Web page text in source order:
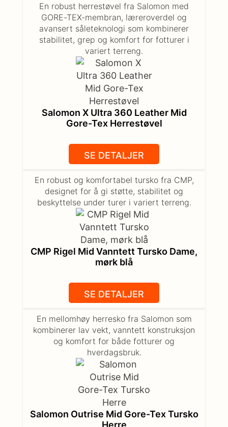
Salomon X Ultra 360 Leather Mid
Gore-Tex Herrestøvel
En robust herrestøvel fra Salomon med
GORE-TEX-membran, læreroverdel og
avansert såleteknologi som kombinerer
stabilitet, grep og komfort for fotturer i
variert terreng.
SE DETALJER
CMP Rigel Mid Vanntett Tursko Dame,
mørk blå
En robust og komfortabel tursko fra CMP,
designet for å gi støtte, stabilitet og
beskyttelse under turer i variert terreng.
SE DETALJER
Salomon Outrise Mid Gore-Tex Tursko
Herre
En mellomhøy herresko fra Salomon som
kombinerer lav vekt, vanntett konstruksjon
og komfort for både fotturer og
hverdagsbruk.